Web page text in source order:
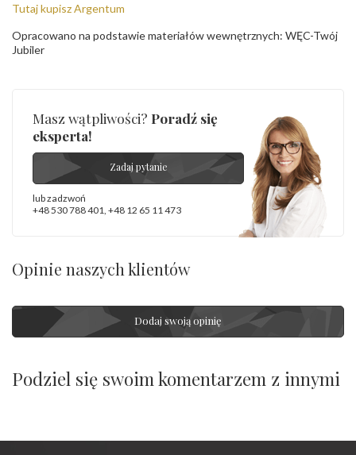
Tutaj kupisz Argentum
Opracowano na podstawie materiałów wewnętrznych: WĘC-Twój
Jubiler
Masz wątpliwości? Poradź się
eksperta!
Zadaj pytanie
lub zadzwoń
+48 530 788 401 +48 12 65 11 473
Opinie naszych klientów
Dodaj swoją opinię
Podziel się swoim komentarzem z innymi